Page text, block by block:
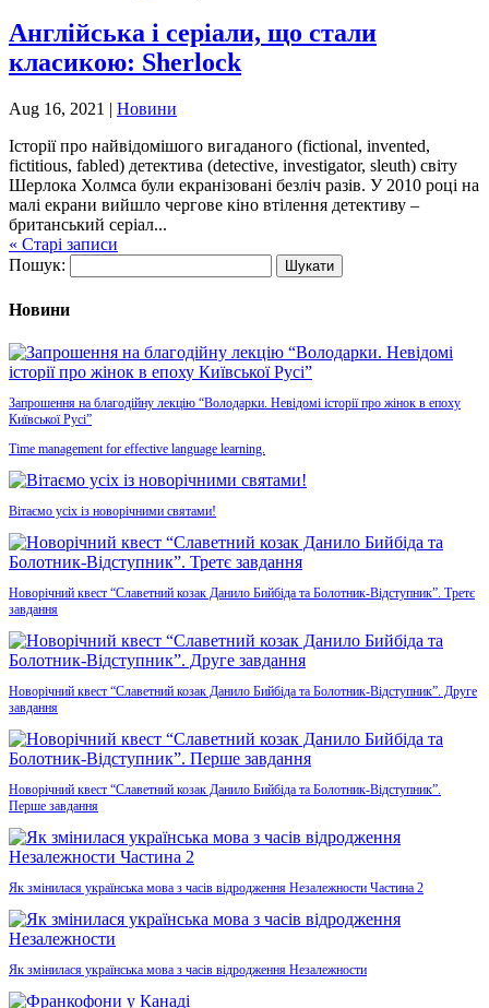
Англійська і серіали, що стали
класикою: Sherlock
Aug 16, 2021 | Новини
Історії про найвідомішого вигаданого (fictional, invented,
fictitious, fabled) детектива (detective, investigator, sleuth) світу
Шерлока Холмса були екранізовані безліч разів. У 2010 році на
малі екрани вийшло чергове кіно втілення детективу –
британський серіал...
« Старі записи
Пошук:
Новини
Запрошення на благодійну лекцію “Володарки. Невідомі історії про жінок в епоху
Київської Русі”
Time management for effective language learning.
Вітаємо усіх із новорічними святами!
Новорічний квест “Славетний козак Данило Бийбіда та Болотник-Відступник”. Третє
завдання
Новорічний квест “Славетний козак Данило Бийбіда та Болотник-Відступник”. Друге
завдання
Новорічний квест “Славетний козак Данило Бийбіда та Болотник-Відступник”.
Перше завдання
Як змінилася українська мова з часів відродження Незалежности Частина 2
Як змінилася українська мова з часів відродження Незалежности